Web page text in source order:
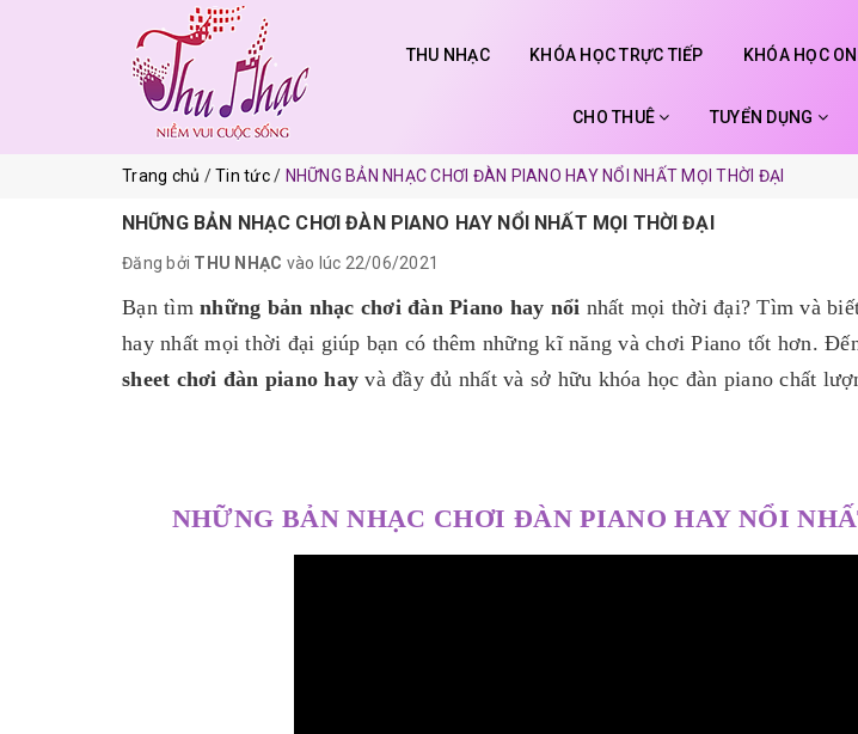
THU NHẠC KHÓA HỌC TRỰC TIẾP KHÓA HỌC
CHO THUÊ TUYỂN DỤNG
Trang chủ Tin tức NHỮNG BẢN NHẠC CHƠI ĐÀN PIANO HAY NỔI NHẤT MỌI THỜI ĐẠI
NHỮNG BẢN NHẠC CHƠI ĐÀN PIANO HAY NỔI NHẤT MỌI THỜI ĐẠI
Đăng bởi THU NHẠC vào lúc 22/06/2021
Bạn tìm những bản nhạc chơi đàn Piano hay nổi nhất mọi thời đại? Tìm và
hay nhất mọi thời đại giúp bạn có thêm những kĩ năng và chơi Piano tốt hơn.
sheet chơi đàn piano hay và đầy đủ nhất và sở hữu khóa học đàn piano chất
NHỮNG BẢN NHẠC CHƠI ĐÀN PIANO HAY NỔI